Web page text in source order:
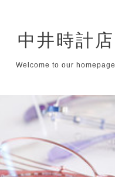
中井時計店
Welcome to our homepage